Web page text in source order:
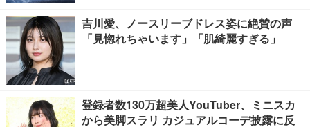
吉川愛、ノースリーブドレス姿に絶賛の声
「見惚れちゃいます」「肌綺麗すぎる」
登録者数130万超美人YouTuber、ミニスカ
から美脚スラリ カジュアルコーデ披露に反